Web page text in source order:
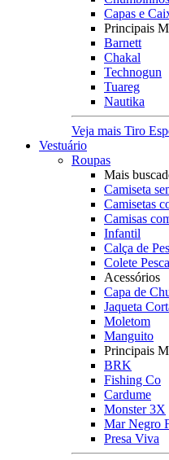
Capas e
Principais
Barnett
Chakal
Technogun
Tuareg
Nautika
Veja mais Tiro
Vestuário
Roupas
Mais
Camiseta
Camisetas
Camisas
Infantil
Calça de
Colete
Acessórios
Capa de
Jaqueta
Moletom
Manguito
Principais
BRK
Fishing Co
Cardume
Monster 3X
Mar Negro
Presa Viva